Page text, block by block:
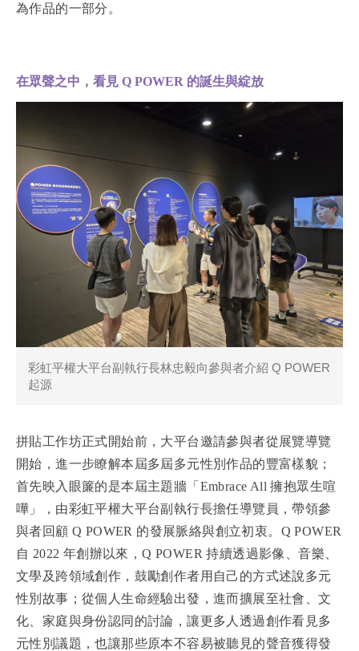
為作品的一部分。
在眾聲之中，看見 Q POWER 的誕生與綻放
彩虹平權大平台副執行長林忠毅向參與者介紹 Q POWER
起源
拼貼工作坊正式開始前，大平台邀請參與者從展覽導覽
開始，進一步瞭解本屆多屆多元性別作品的豐富樣貌；
首先映入眼簾的是本屆主題牆「Embrace All 擁抱眾生喧
嘩」，由彩虹平權大平台副執行長擔任導覽員，帶領參
與者回顧 Q POWER 的發展脈絡與創立初衷。Q POWER
自 2022 年創辦以來，Q POWER 持續透過影像、音樂、
文學及跨領域創作，鼓勵創作者用自己的方式述說多元
性別故事；從個人生命經驗出發，進而擴展至社會、文
化、家庭與身份認同的討論，讓更多人透過創作看見多
元性別議題，也讓那些原本不容易被聽見的聲音獲得發